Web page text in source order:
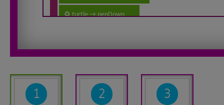
1 2 3